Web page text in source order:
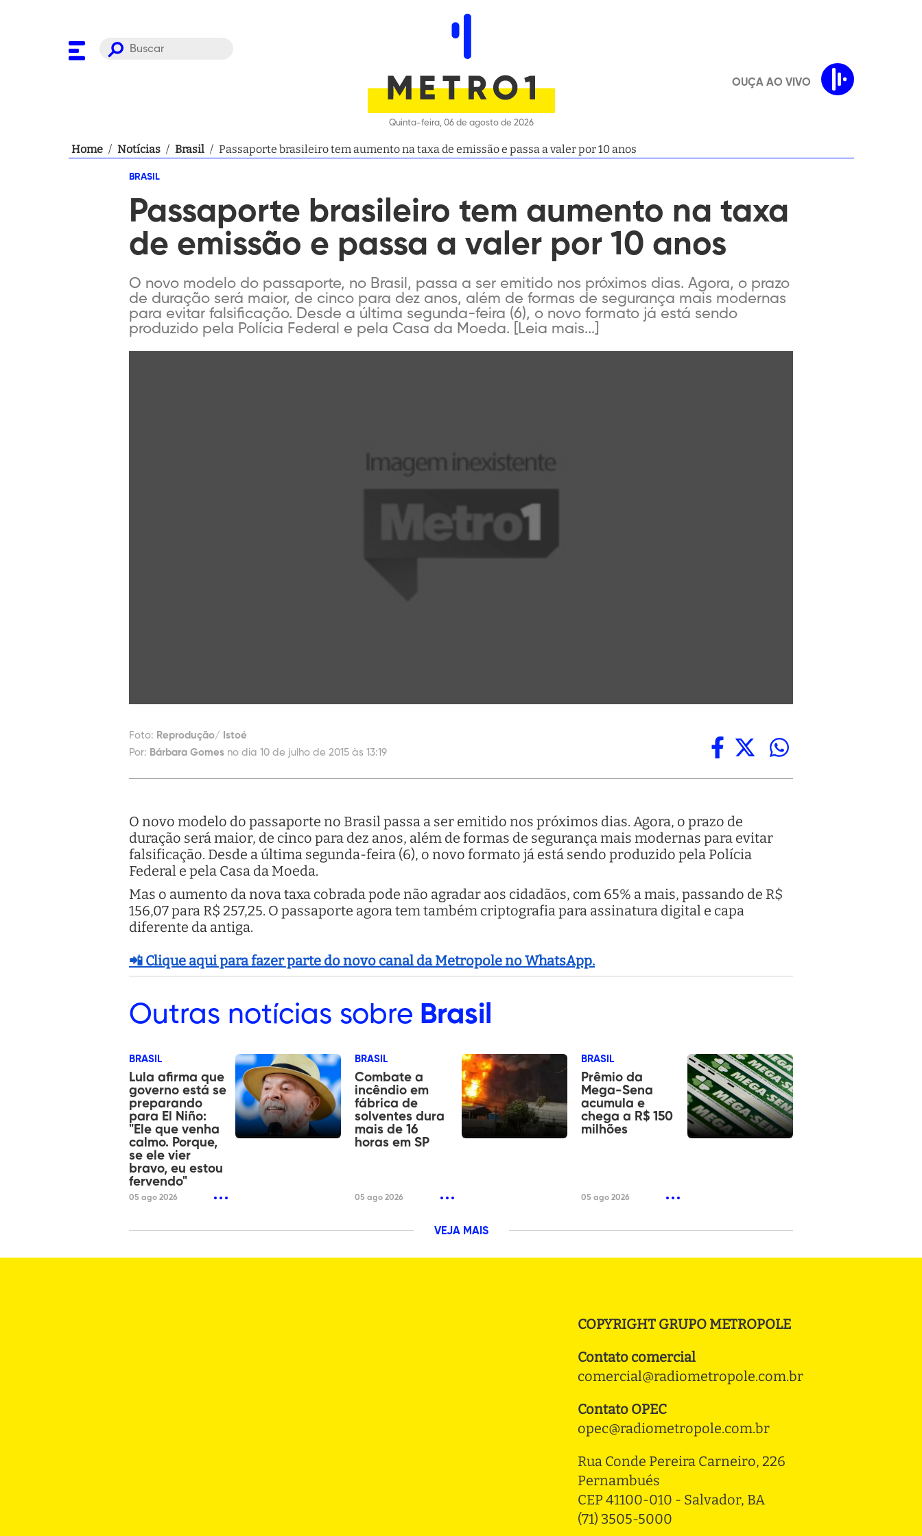
Quinta-feira, 06 de agosto de 2026
OUÇA AO VIVO
Home / Notícias / Brasil / Passaporte brasileiro tem aumento na taxa de emissão e passa a valer por 10 anos
BRASIL
Passaporte brasileiro tem aumento na taxa
de emissão e passa a valer por 10 anos
O novo modelo do passaporte, no Brasil, passa a ser emitido nos próximos dias. Agora, o prazo
de duração será maior, de cinco para dez anos, além de formas de segurança mais modernas
para evitar falsificação. Desde a última segunda-feira (6), o novo formato já está sendo
produzido pela Polícia Federal e pela Casa da Moeda. [Leia mais...]
Foto: Reprodução/ Istoé
Por: Bárbara Gomes no dia 10 de julho de 2015 às 13:19
O novo modelo do passaporte no Brasil passa a ser emitido nos próximos dias. Agora, o prazo de
duração será maior, de cinco para dez anos, além de formas de segurança mais modernas para evitar
falsificação. Desde a última segunda-feira (6), o novo formato já está sendo produzido pela Polícia
Federal e pela Casa da Moeda.
Mas o aumento da nova taxa cobrada pode não agradar aos cidadãos, com 65% a mais, passando de R$
156,07 para R$ 257,25. O passaporte agora tem também criptografia para assinatura digital e capa
diferente da antiga.
📲 Clique aqui para fazer parte do novo canal da Metropole no WhatsApp.
Outras notícias sobre Brasil
BRASIL
Lula afirma que
governo está se
preparando
para El Niño:
"Ele que venha
calmo. Porque,
se ele vier
bravo, eu estou
fervendo"
05 ago 2026
BRASIL
Combate a
incêndio em
fábrica de
solventes dura
mais de 16
horas em SP
05 ago 2026
BRASIL
Prêmio da
Mega-Sena
acumula e
chega a R$ 150
milhões
05 ago 2026
VEJA MAIS
COPYRIGHT GRUPO METROPOLE
Contato comercial
comercial@radiometropole.com.br
Contato OPEC
opec@radiometropole.com.br
Rua Conde Pereira Carneiro, 226
Pernambués
CEP 41100-010 - Salvador, BA
(71) 3505-5000